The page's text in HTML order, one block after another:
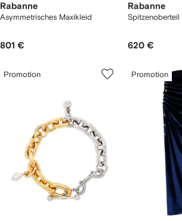
Rabanne
Asymmetrisches Maxikleid
801 €
Rabanne
Spitzenoberteil
620 €
Promotion Promotion